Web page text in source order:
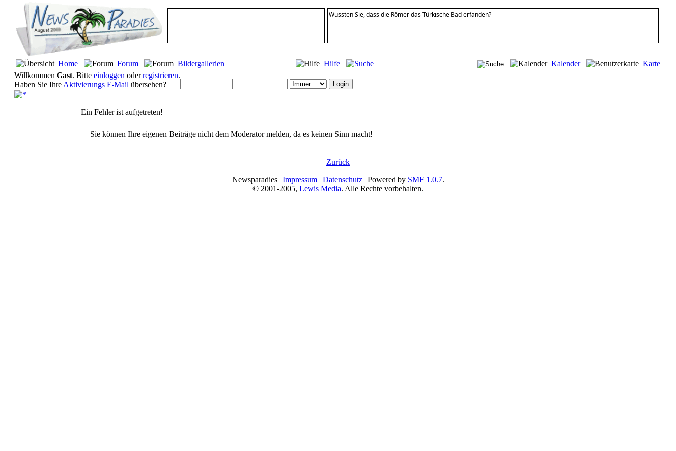
Wussten Sie, dass die Römer das Türkische Bad erfanden?
Home Forum Bildergallerien Hilfe Kalender
Karte
Willkommen Gast. Bitte einloggen oderregistrieren.
Haben Sie Ihre Aktivierungs E-Mail übersehen?
Ein Fehler ist aufgetreten!
Sie können Ihre eigenen Beiträge nicht dem Moderator melden, da es keinen Sinn macht!
Zurück
Newsparadies | Impressum| Datenschutz| Powered by SMF 1.0.7.
© 2001-2005, Lewis Media. Alle Rechte vorbehalten.